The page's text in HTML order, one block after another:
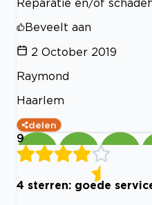
Reparatie en/of
Beveelt aan
2 October 2019
Raymond
Haarlem
delen
9
4 sterren: goede